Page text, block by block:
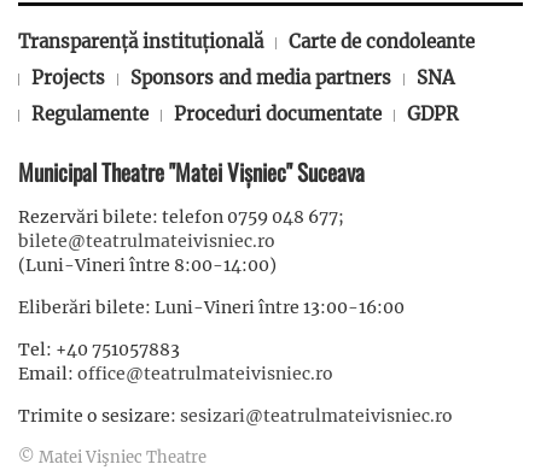
Transparență instituțională
Carte de condoleante
Projects
Sponsors and media partners
SNA
Regulamente
Proceduri documentate GDPR
Municipal Theatre "Matei Vișniec" Suceava
Rezervări bilete: telefon 0759 048 677;
bilete@teatrulmateivisniec.ro
(Luni-Vineri între 8:00-14:00)
Eliberări bilete: Luni-Vineri între 13:00-16:00
Tel: +40 751057883
Email: office@teatrulmateivisniec.ro
Trimite o sesizare: sesizari@teatrulmateivisniec.ro
© Matei Vişniec Theatre